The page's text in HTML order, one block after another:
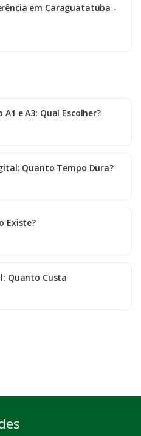
em Caraguatatuba -
e A3: Qual Escolher?
Quanto Tempo Dura?
Existe?
Quanto Custa